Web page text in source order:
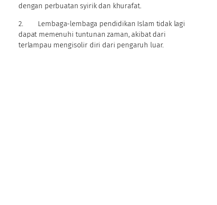
dengan perbuatan syirik dan khurafat.
2. Lembaga-lembaga pendidikan Islam tidak lagi
dapat memenuhi tuntunan zaman, akibat dari
terlampau mengisolir diri dari pengaruh luar.